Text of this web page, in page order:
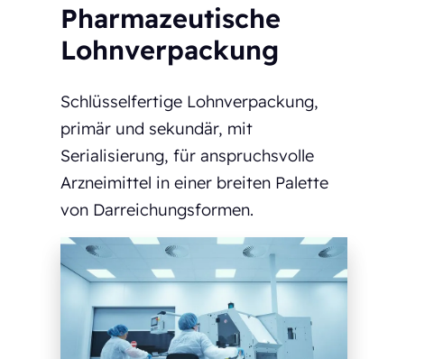
Pharmazeutische
Lohnverpackung
Schlüsselfertige Lohnverpackung,
primär und sekundär, mit
Serialisierung, für anspruchsvolle
Arzneimittel in einer breiten Palette
von Darreichungsformen.